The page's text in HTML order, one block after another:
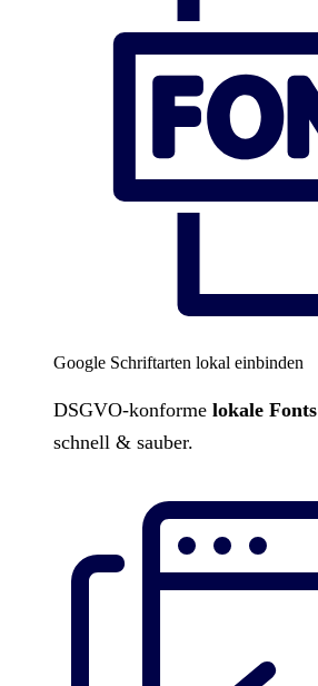
Google Schriftarten lokal einbinden
DSGVO-konforme lokale Fonts
schnell & sauber.